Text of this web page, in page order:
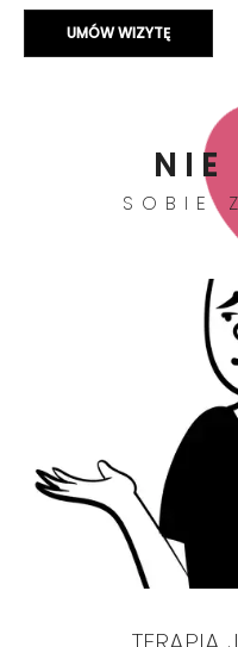
UMÓW WIZYTĘ
NIE
SOBIE